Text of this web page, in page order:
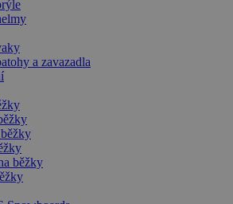
a zavazadla
běžky